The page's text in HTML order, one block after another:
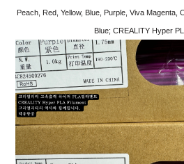
Peach, Red, Yellow, Blue, Purple, Viva Magenta,
Blue; CREALITY Hyper